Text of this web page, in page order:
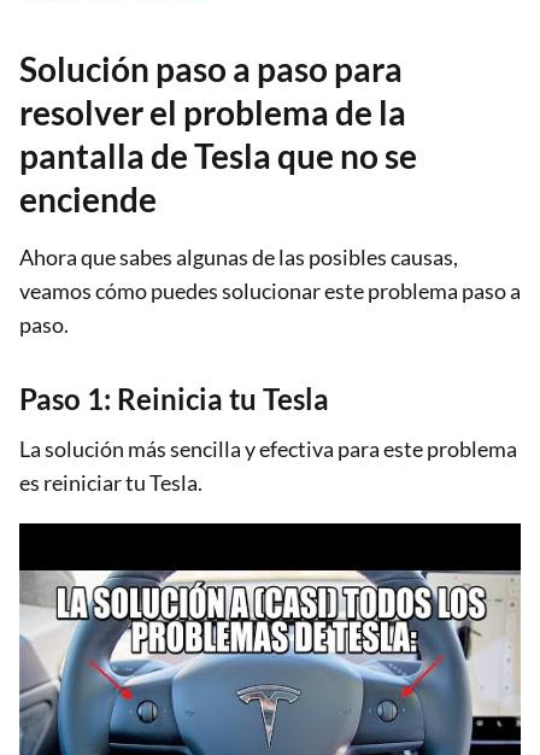
Solución paso a paso para
resolver el problema de la
pantalla de Tesla que no se
enciende
Ahora que sabes algunas de las posibles causas,
veamos cómo puedes solucionar este problema paso a
paso.
Paso 1: Reinicia tu Tesla
La solución más sencilla y efectiva para este problema
es reiniciar tu Tesla.